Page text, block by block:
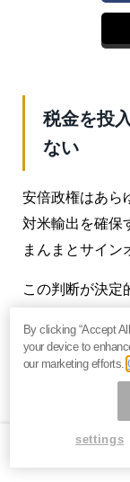
税金を投
ない
安倍政権はあら
対米輸出を確保
まんまとサイン
この判断が決定
さらに言えば、
機能すべき官民
ここ20年、い
が、古くはダ
体もアウト、ジ
By clicking “Accept
your device to
our marketing efforts.
settings